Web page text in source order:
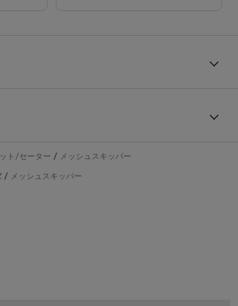
ト/セーター / メッシュスキッパー
/ メッシュスキッパー